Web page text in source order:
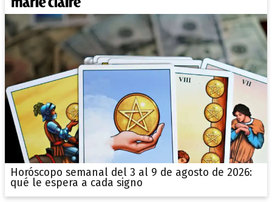
Horóscopo semanal del 3 al 9 de agosto de 2026:
qué le espera a cada signo